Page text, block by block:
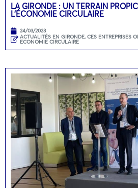
LA GIRONDE : UN TERRAIN
L’ÉCONOMIE CIRCULAIRE
24/03/2023
ACTUALITÉS EN GIRONDE, CES ENTREPRISES
ECONOMIE CIRCULAIRE